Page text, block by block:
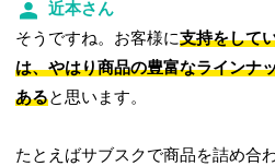
近本さん
そうですね。お客様に支持をして
は、やはり商品の豊富なラインナ
あると思います。
たとえばサブスクで商品を詰め合